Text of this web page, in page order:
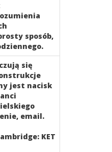
sposób,
się
jest nacisk
email.
KET